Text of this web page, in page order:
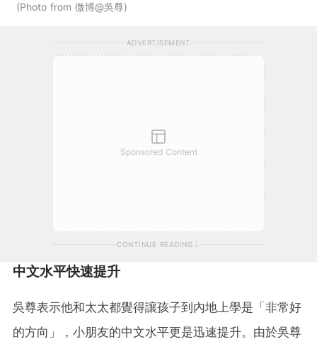
Photo from 微博@吳尊
ADVERTISEMENT
Sponsored Content
CONTINUE READING
中文水平快速提升
吳尊表示他和太太都覺得讓孩子到內地上學是「非常好
的方向」，小朋友的中文水平更是迅速提升。由於吳尊